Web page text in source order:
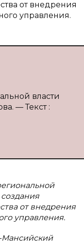
от внедрения
управления.
власти
— Текст :
от внедрения
управления.
Мансийский